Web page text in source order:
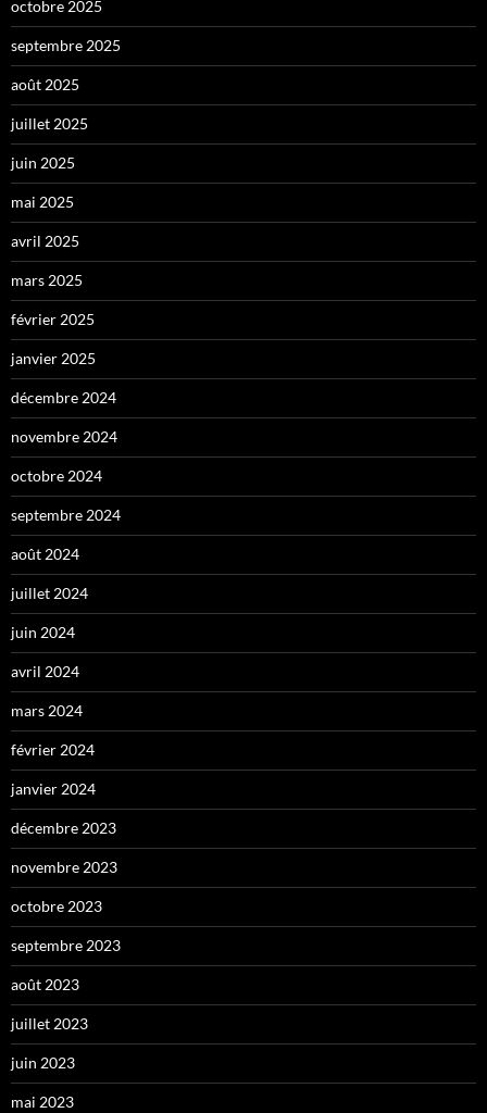
octobre 2025
septembre 2025
août 2025
juillet 2025
juin 2025
mai 2025
avril 2025
mars 2025
février 2025
janvier 2025
décembre 2024
novembre 2024
octobre 2024
septembre 2024
août 2024
juillet 2024
juin 2024
avril 2024
mars 2024
février 2024
janvier 2024
décembre 2023
novembre 2023
octobre 2023
septembre 2023
août 2023
juillet 2023
juin 2023
mai 2023